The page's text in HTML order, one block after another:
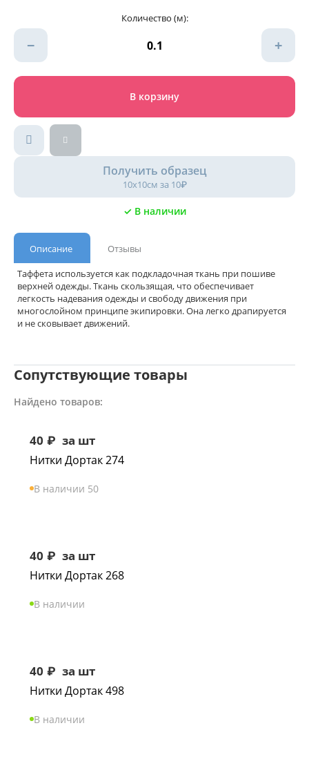
Количество (м):
− +
В корзину
Получить образец
10х10см за 10₽
✓ В наличии
Описание
Отзывы
Таффета используется как подкладочная ткань при пошиве
верхней одежды. Ткань скользящая, что обеспечивает
легкость надевания одежды и свободу движения при
многослойном принципе экипировки. Она легко драпируется
и не сковывает движений.
Сопутствующие товары
Найдено товаров:
40 ₽ за шт
Нитки Дортак 274
В наличии 50
40 ₽ за шт
Нитки Дортак 268
В наличии
40 ₽ за шт
Нитки Дортак 498
В наличии